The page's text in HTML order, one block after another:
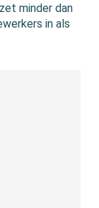
minder dan
in als